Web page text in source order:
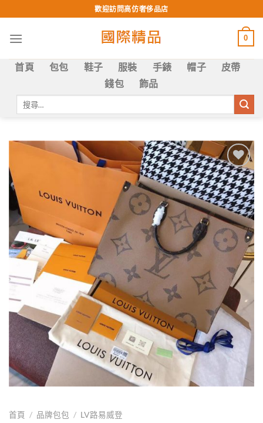
to
content
歡迎訪問高仿奢侈品店
0
首頁 包包 鞋子 服裝 手錶 帽子
皮帶
錢包
飾品
字:
Add to
wishlist
首頁 / 品牌包包 / LV路易威登